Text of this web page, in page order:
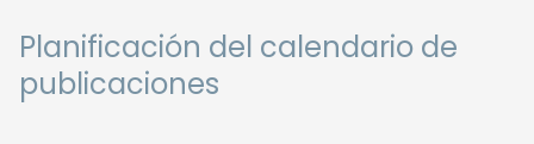
Planificación del calendario de
publicaciones